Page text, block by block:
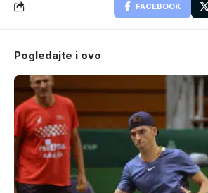
FACEBOOK
Pogledajte i ovo